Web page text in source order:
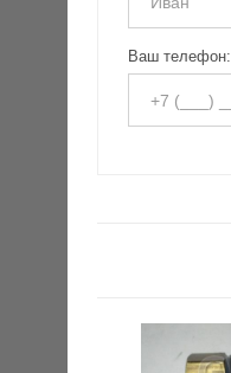
Ваш телефон: